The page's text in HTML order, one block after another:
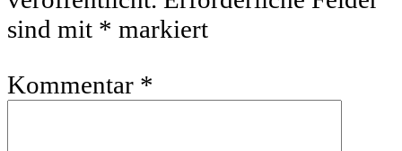
sind mit * markiert
Kommentar *